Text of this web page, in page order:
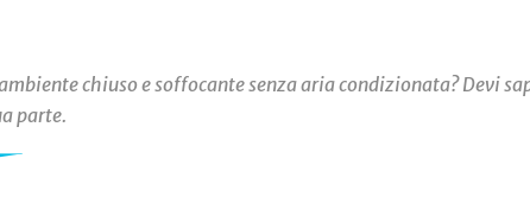
chiuso e soffocante senza aria condizionata? Devi
parte.